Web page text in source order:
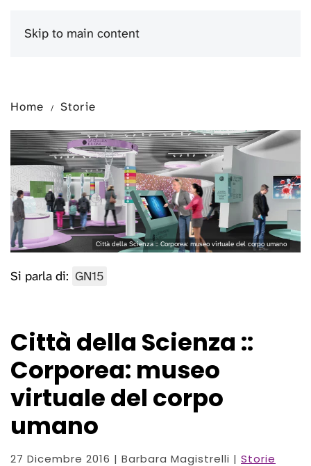
Skip to main content
Home Storie
Città della Scienza :: Corporea: museo virtuale del corpo umano
Si parla di: GN15
Città della Scienza ::
Corporea: museo
virtuale del corpo
umano
27 Dicembre 2016 | Barbara Magistrelli | Storie